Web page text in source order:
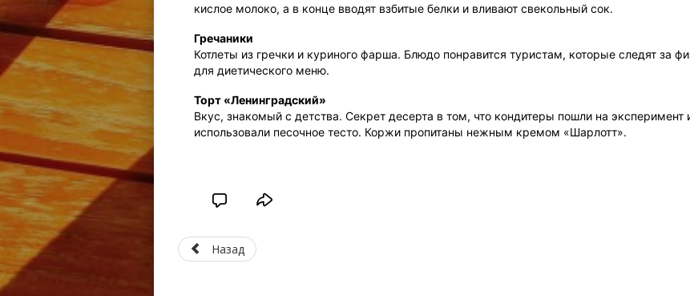
кислое молоко, а в конце вводят взбитые белки и вливают свекольный сок.
Гречаники
Котлеты из гречки и куриного фарша. Блюдо понравится туристам, которые следят за
для диетического меню.
Торт «Ленинградский»
Вкус, знакомый с детства. Секрет десерта в том, что кондитеры пошли на эксперимент
использовали песочное тесто. Коржи пропитаны нежным кремом «Шарлотт».
Назад